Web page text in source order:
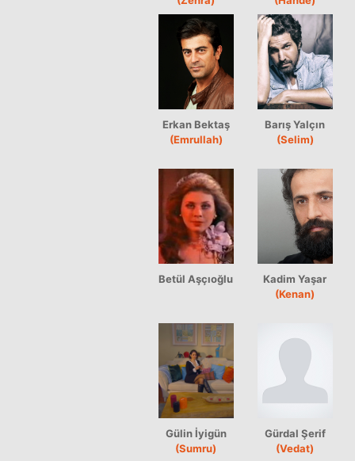
Erkan Bektaş
(Emrullah)
Barış Yalçın
(Selim)
Betül Aşçıoğlu
Kadim Yaşar
(Kenan)
Gülin İyigün
(Sumru)
Gürdal Şerif
(Vedat)